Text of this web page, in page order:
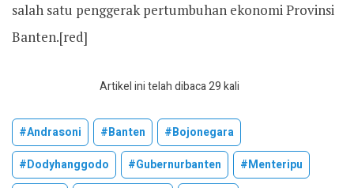
salah satu penggerak pertumbuhan ekonomi Provinsi
Banten.[red]
Artikel ini telah dibaca 29 kali
#andrasoni #banten
#bojonegara
#dodyhanggodo
#gubernurbanten
#menteripu